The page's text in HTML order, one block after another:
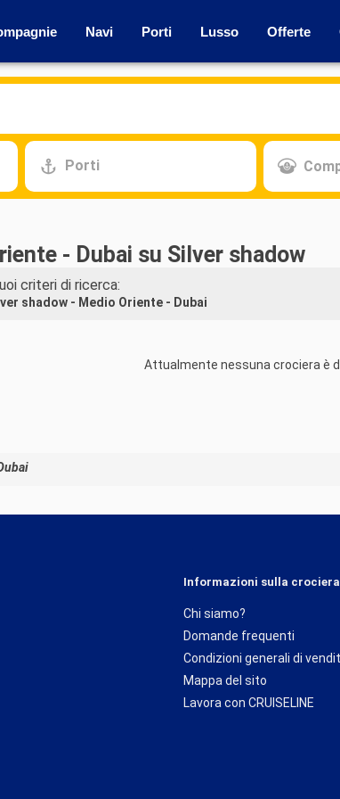
Navi Porti Lusso Offerte
Porti
- Dubai su Silver shadow
criteri di ricerca:
shadow - Medio Oriente - Dubai
Attualmente nessuna crociera è
Informazioni sulla crociera
Chi siamo?
Domande frequenti
Condizioni generali di
Mappa del sito
Lavora con CRUISELINE